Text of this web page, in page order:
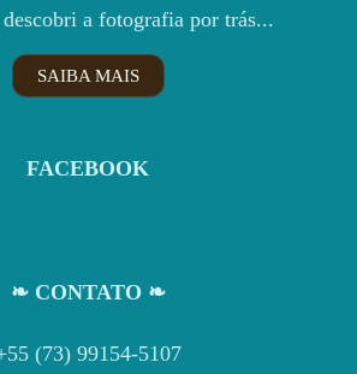
a fotografia por trás...
SAIBA MAIS
FACEBOOK
❧ CONTATO ❧
(73) 99154-5107